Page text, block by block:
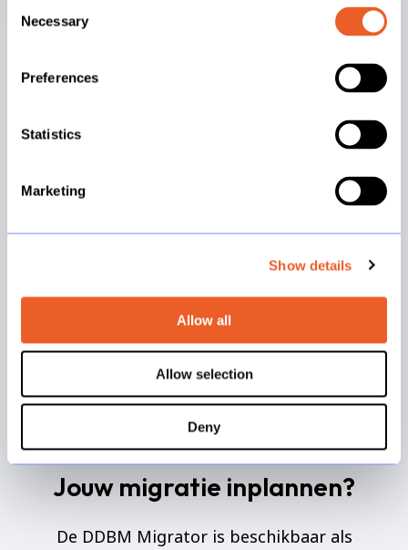
Selection
Necessary
Preferences
Statistics
Marketing
Show details
Allow all
Allow selection
Deny
Het centrale dashboard geeft op elk moment
een volledig beeld van de migratie: hoeveel
workbooks in scope zijn, wat de projected
end date is, wat de teamworkload per
persoon is en hoeveel taken nog openstaan.
DDBM Migrator
Jouw migratie inplannen?
De DDBM Migrator is beschikbaar als